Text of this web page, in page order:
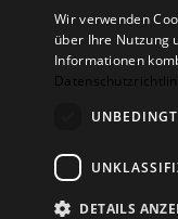
Für BtoB:
Shop
Wir verwenden
über Ihre Nutzung
Informationen
DETAILS